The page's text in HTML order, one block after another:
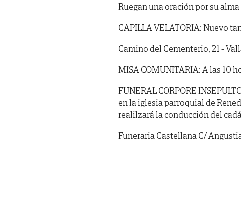
Ruegan una oración por su alma
CAPILLA VELATORIA: Nuevo
Camino del Cementerio, 21 -
MISA COMUNITARIA: A las 10
FUNERAL CORPORE
en la iglesia parroquial de
realilzará la conducción del
Funeraria Castellana C/